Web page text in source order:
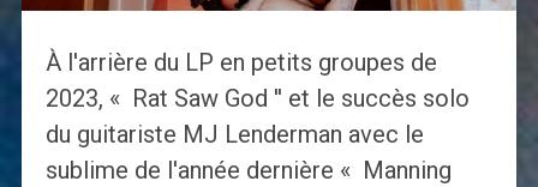
À l'arrière du LP en petits groupes de
2023, « Rat Saw God '' et le succès solo
du guitariste MJ Lenderman avec le
sublime de l'année dernière « Manning